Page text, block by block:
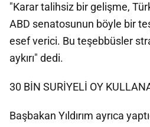
"Karar talihsiz bir gelişme,
ABD senatosunun böyle bir
esef verici. Bu teşebbüsler
aykırı" dedi.
30 BİN SURİYELİ OY
Başbakan Yıldırım ayrıca